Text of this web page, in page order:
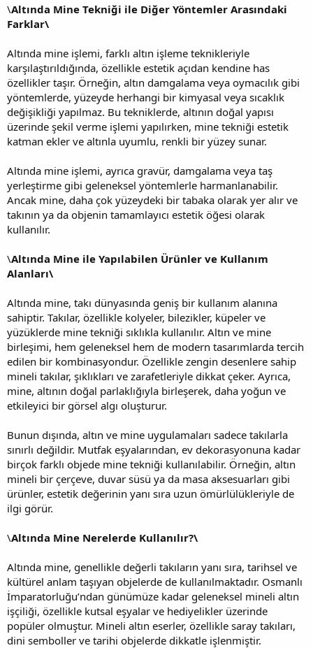
\Altında Mine Tekniği ile Diğer Yöntemler Arasındaki
Farklar\
Altında mine işlemi, farklı altın işleme teknikleriyle
karşılaştırıldığında, özellikle estetik açıdan kendine has
özellikler taşır. Örneğin, altın damgalama veya oymacılık gibi
yöntemlerde, yüzeyde herhangi bir kimyasal veya sıcaklık
değişikliği yapılmaz. Bu tekniklerde, altının doğal yapısı
üzerinde şekil verme işlemi yapılırken, mine tekniği estetik
katman ekler ve altınla uyumlu, renkli bir yüzey sunar.
Altında mine işlemi, ayrıca gravür, damgalama veya taş
yerleştirme gibi geleneksel yöntemlerle harmanlanabilir.
Ancak mine, daha çok yüzeydeki bir tabaka olarak yer alır ve
takının ya da objenin tamamlayıcı estetik öğesi olarak
kullanılır.
\Altında Mine ile Yapılabilen Ürünler ve Kullanım
Alanları\
Altında mine, takı dünyasında geniş bir kullanım alanına
sahiptir. Takılar, özellikle kolyeler, bilezikler, küpeler ve
yüzüklerde mine tekniği sıklıkla kullanılır. Altın ve mine
birleşimi, hem geleneksel hem de modern tasarımlarda tercih
edilen bir kombinasyondur. Özellikle zengin desenlere sahip
mineli takılar, şıklıkları ve zarafetleriyle dikkat çeker. Ayrıca,
mine, altının doğal parlaklığıyla birleşerek, daha yoğun ve
etkileyici bir görsel algı oluşturur.
Bunun dışında, altın ve mine uygulamaları sadece takılarla
sınırlı değildir. Mutfak eşyalarından, ev dekorasyonuna kadar
birçok farklı objede mine tekniği kullanılabilir. Örneğin, altın
mineli bir çerçeve, duvar süsü ya da masa aksesuarları gibi
ürünler, estetik değerinin yanı sıra uzun ömürlülükleriyle de
ilgi görür.
\Altında Mine Nerelerde Kullanılır?\
Altında mine, genellikle değerli takıların yanı sıra, tarihsel ve
kültürel anlam taşıyan objelerde de kullanılmaktadır. Osmanlı
İmparatorluğu’ndan günümüze kadar geleneksel mineli altın
işçiliği, özellikle kutsal eşyalar ve hediyelikler üzerinde
popüler olmuştur. Mineli altın eserler, özellikle saray takıları,
dini semboller ve tarihi objelerde dikkatle işlenmiştir.